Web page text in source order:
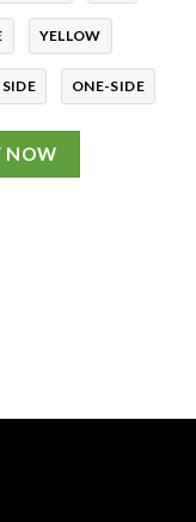
YELLOW
ONE-SIDE
NOW